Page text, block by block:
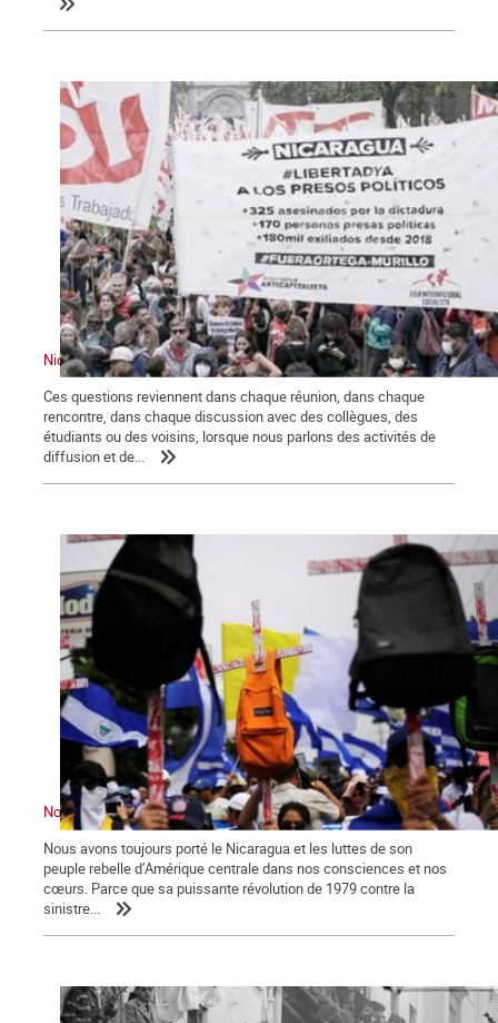
Nicaragua : ce que c’était, ce que cela pourrait être, ce que c’est
Ces questions reviennent dans chaque réunion, dans chaque
rencontre, dans chaque discussion avec des collègues, des
étudiants ou des voisins, lorsque nous parlons des activités de
diffusion et de...
Nous ne sommes pas indifférents. Le Nicaragua nous convoque
Nous avons toujours porté le Nicaragua et les luttes de son
peuple rebelle d’Amérique centrale dans nos consciences et nos
cœurs. Parce que sa puissante révolution de 1979 contre la
sinistre...